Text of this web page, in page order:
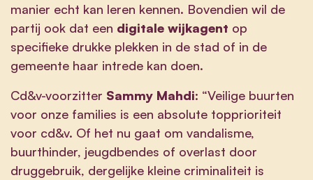
manier echt kan leren kennen. Bovendien wil de
partij ook dat een digitale wijkagent op
specifieke drukke plekken in de stad of in de
gemeente haar intrede kan doen.
Cd&v-voorzitter Sammy Mahdi: “Veilige buurten
voor onze families is een absolute topprioriteit
voor cd&v. Of het nu gaat om vandalisme,
buurthinder, jeugdbendes of overlast door
druggebruik, dergelijke kleine criminaliteit is